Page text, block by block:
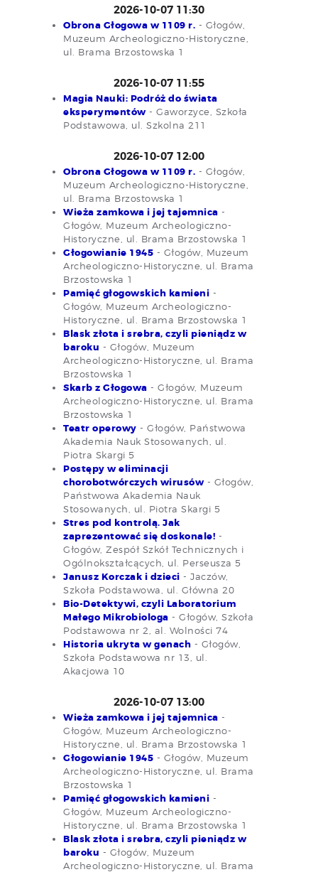
2026-10-07 11:30
Obrona Głogowa w 1109 r. - Głogów,
Muzeum Archeologiczno-Historyczne,
ul. Brama Brzostowska 1
2026-10-07 11:55
Magia Nauki: Podróż do świata
eksperymentów- Gaworzyce, Szkoła
Podstawowa, ul. Szkolna 211
2026-10-07 12:00
Obrona Głogowa w 1109 r. - Głogów,
Muzeum Archeologiczno-Historyczne,
ul. Brama Brzostowska 1
Wieża zamkowa i jej tajemnica -
Głogów, Muzeum Archeologiczno-
Historyczne, ul. Brama Brzostowska 1
Głogowianie 1945 - Głogów, Muzeum
Archeologiczno-Historyczne, ul. Brama
Brzostowska 1
Pamięć głogowskich kamieni -
Głogów, Muzeum Archeologiczno-
Historyczne, ul. Brama Brzostowska 1
Blask złota i srebra, czyli pieniądz w
baroku - Głogów, Muzeum
Archeologiczno-Historyczne, ul. Brama
Brzostowska 1
Skarb z Głogowa - Głogów, Muzeum
Archeologiczno-Historyczne, ul. Brama
Brzostowska 1
Teatr operowy - Głogów, Państwowa
Akademia Nauk Stosowanych, ul.
Piotra Skargi 5
Postępy w eliminacji
chorobotwórczych wirusów- Głogów,
Państwowa Akademia Nauk
Stosowanych, ul. Piotra Skargi 5
Stres pod kontrolą. Jak
zaprezentować się doskonale! -
Głogów, Zespół Szkół Technicznych i
Ogólnokształcących, ul. Perseusza 5
Janusz Korczak i dzieci - Jaczów,
Szkoła Podstawowa, ul. Główna 20
Bio-Detektywi, czyli Laboratorium
Małego Mikrobiologa - Głogów, Szkoła
Podstawowa nr 2, al. Wolności 74
Historia ukryta w genach - Głogów,
Szkoła Podstawowa nr 13, ul.
Akacjowa 10
2026-10-07 13:00
Wieża zamkowa i jej tajemnica -
Głogów, Muzeum Archeologiczno-
Historyczne, ul. Brama Brzostowska 1
Głogowianie 1945 - Głogów, Muzeum
Archeologiczno-Historyczne, ul. Brama
Brzostowska 1
Pamięć głogowskich kamieni -
Głogów, Muzeum Archeologiczno-
Historyczne, ul. Brama Brzostowska 1
Blask złota i srebra, czyli pieniądz w
baroku - Głogów, Muzeum
Archeologiczno-Historyczne, ul. Brama